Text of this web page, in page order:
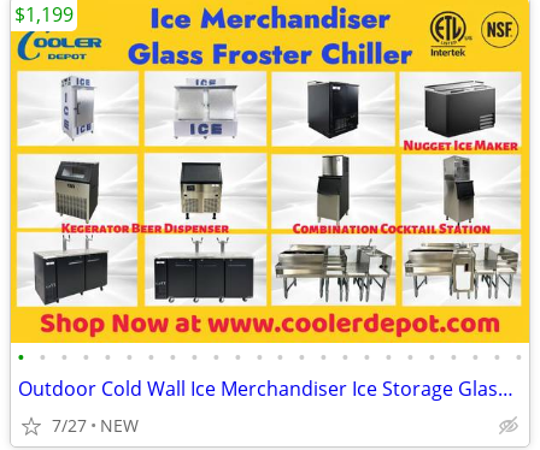
• • • • • • • • • • • • • • • • • • • • • • • •
Outdoor Cold Wall Ice Merchandiser Ice Storage Glass Froster Chiller
7/27 NEW
$1,199